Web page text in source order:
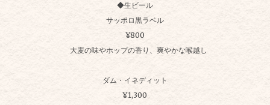
◆生ビール
サッポロ黒ラベル
¥800
大麦の味やホップの香り、爽やかな喉越し
ダム・イネディット
¥1,300